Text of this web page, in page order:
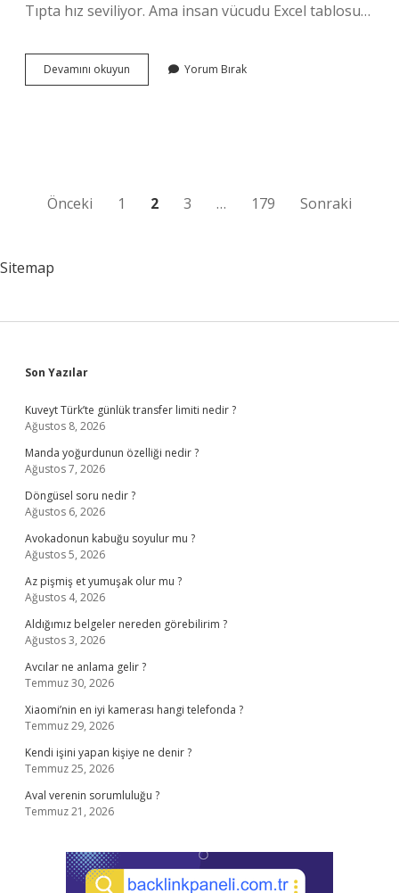
Tıpta hız seviliyor. Ama insan vücudu Excel tablosu…
Devamını okuyun Kontrast
madde
Yorum Bırak
Yazı
Önceki 1 2 3 … 179 Sonraki
Sitemap
Sidebar
Son Yazılar
Kuveyt Türk’te günlük transfer limiti nedir ?
Ağustos 8, 2026
Manda yoğurdunun özelliği nedir ?
Ağustos 7, 2026
Döngüsel soru nedir ?
Ağustos 6, 2026
Avokadonun kabuğu soyulur mu ?
Ağustos 5, 2026
Az pişmiş et yumuşak olur mu ?
Ağustos 4, 2026
Aldığımız belgeler nereden görebilirim ?
Ağustos 3, 2026
Avcılar ne anlama gelir ?
Temmuz 30, 2026
Xiaomi’nin en iyi kamerası hangi telefonda ?
Temmuz 29, 2026
Kendi işini yapan kişiye ne denir ?
Temmuz 25, 2026
Aval verenin sorumluluğu ?
Temmuz 21, 2026